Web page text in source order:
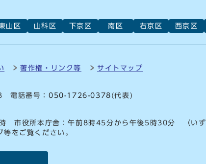
山区 山科区 下京区 南区 右京区 西京区
著作権・リンク等 サイトマップ
電話番号：050-1726-0378 (代表)
市役所本庁舎：午前8時45分から午後5時30分 （いず
をご覧ください。